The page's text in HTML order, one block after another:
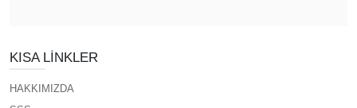
KISA LINKLER
HAKKIMIZDA